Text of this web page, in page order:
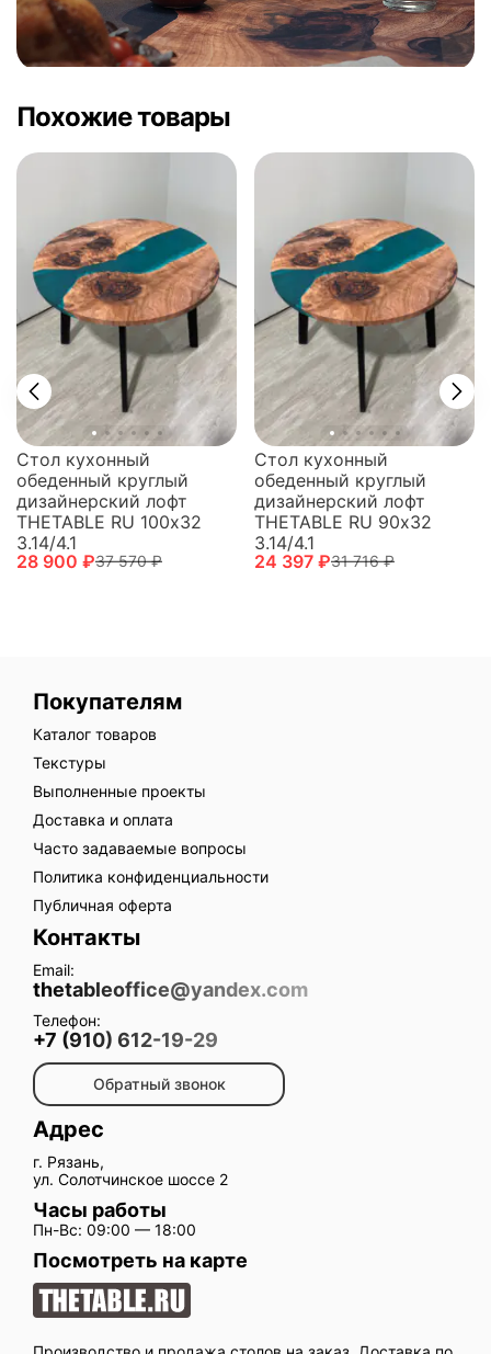
Похожие товары
Стол кухонный
обеденный круглый
дизайнерский лофт
THETABLE RU 100х32
3.14/4.1
28 900 ₽37 570 ₽
Стол кухонный
обеденный круглый
дизайнерский лофт
THETABLE RU 90х32
3.14/4.1
24 397 ₽31 716 ₽
Покупателям
Каталог товаров
Текстуры
Выполненные проекты
Доставка и оплата
Часто задаваемые вопросы
Политика конфиденциальности
Публичная оферта
Контакты
Email:
thetableoffice@yandex.com
Телефон:
+7 (910) 612-19-29
Обратный звонок
Адрес
г. Рязань,
ул. Солотчинское шоссе 2
Часы работы
Пн-Вс: 09:00 — 18:00
Посмотреть на карте